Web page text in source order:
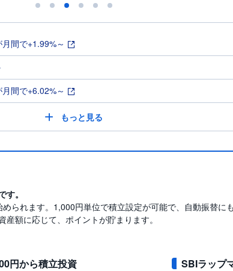
間で+1.99%～
間で+6.02%～
もっと見る
。
られます。1,000円単位で積立設定が可能で、自動振替に
額に応じて、ポイントが貯まります。
円から積立投資 SBIラップ